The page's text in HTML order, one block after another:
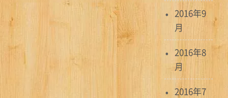
2016年9
月
2016年8
月
2016年7